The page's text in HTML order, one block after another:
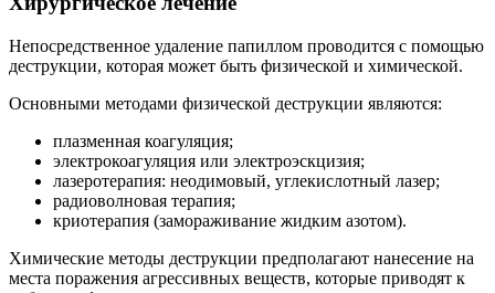
Непосредственное удаление папиллом проводится с помощью
деструкции, которая может быть физической и химической.
Основными методами физической деструкции являются:
плазменная коагуляция;
электрокоагуляция или электроэскцизия;
лазеротерапия: неодимовый, углекислотный лазер;
радиоволновая терапия;
криотерапия (замораживание жидким азотом).
Химические методы деструкции предполагают нанесение на
места поражения агрессивных веществ, которые приводят к